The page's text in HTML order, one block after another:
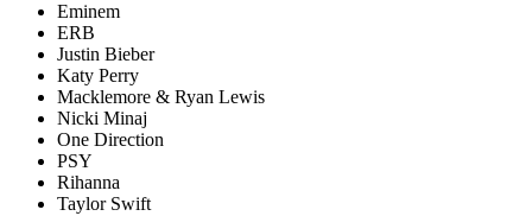
Eminem
ERB
Justin Bieber
Katy Perry
Macklemore & Ryan Lewis
Nicki Minaj
One Direction
PSY
Rihanna
Taylor Swift